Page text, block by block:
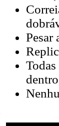
Pesar